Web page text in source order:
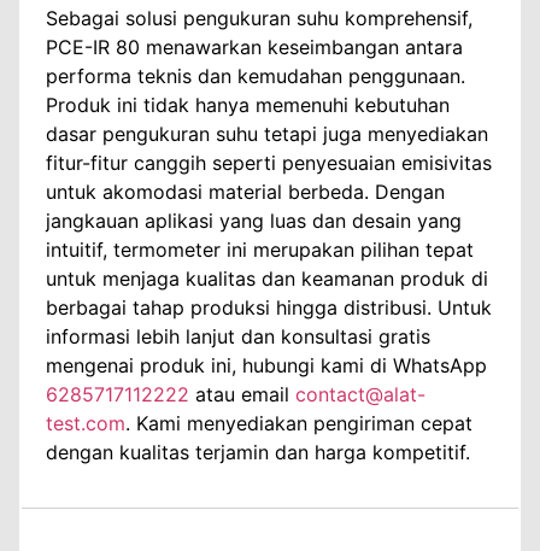
Sebagai solusi pengukuran suhu komprehensif,
PCE-IR 80 menawarkan keseimbangan antara
performa teknis dan kemudahan penggunaan.
Produk ini tidak hanya memenuhi kebutuhan
dasar pengukuran suhu tetapi juga menyediakan
fitur-fitur canggih seperti penyesuaian emisivitas
untuk akomodasi material berbeda. Dengan
jangkauan aplikasi yang luas dan desain yang
intuitif, termometer ini merupakan pilihan tepat
untuk menjaga kualitas dan keamanan produk di
berbagai tahap produksi hingga distribusi. Untuk
informasi lebih lanjut dan konsultasi gratis
mengenai produk ini, hubungi kami di WhatsApp
6285717112222 atau email contact@alat-
test.com. Kami menyediakan pengiriman cepat
dengan kualitas terjamin dan harga kompetitif.